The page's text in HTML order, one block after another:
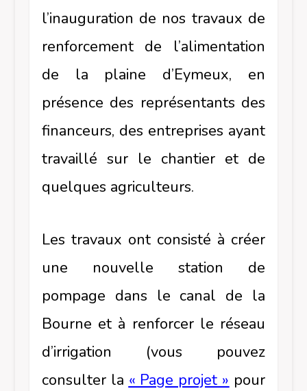
l’inauguration de nos travaux de
renforcement de l’alimentation
de la plaine d’Eymeux, en
présence des représentants des
financeurs, des entreprises ayant
travaillé sur le chantier et de
quelques agriculteurs.
Les travaux ont consisté à créer
une nouvelle station de
pompage dans le canal de la
Bourne et à renforcer le réseau
d’irrigation (vous pouvez
consulter la « Page projet » pour